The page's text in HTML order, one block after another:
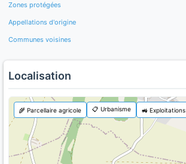
Zones protégées
Appellations d'origine
Communes voisines
Localisation
🌾 Parcellaire agricole 📋 Urbanisme 🚜 Exploitations